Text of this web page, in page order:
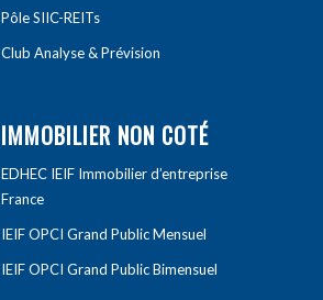
Pôle SIIC-REITs
Club Analyse & Prévision
IMMOBILIER NON COTÉ
EDHEC IEIF Immobilier d’entreprise
France
IEIF OPCI Grand Public Mensuel
IEIF OPCI Grand Public Bimensuel